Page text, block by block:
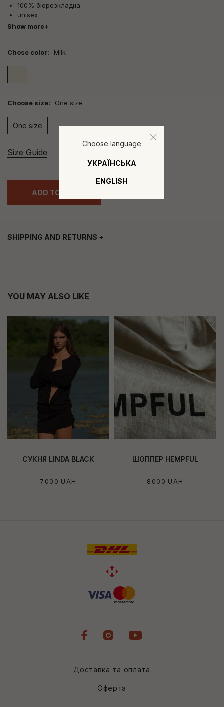
100% біорозкладна
unisex
Show more+
Chose color: Milk
Choose size: One size
One size
Size Guide
ADD TO BAG
SHIPPING AND RETURNS +
YOU MAY ALSO LIKE
СУКНЯ LINDA BLACK
7000 UAH
ШОППЕР HEMPFUL
8000 UAH
Доставка та оплата
Оферта
Choose language
УКРАЇНСЬКА
ENGLISH